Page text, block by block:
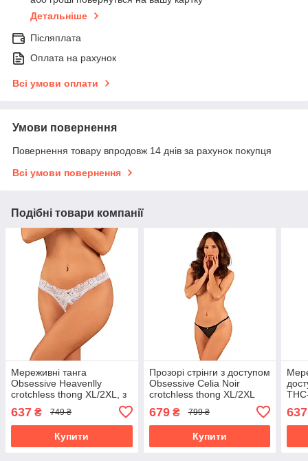
Детальніше
Післяплата
Оплата на рахунок
Всі умови оплати
Умови повернення
Повернення товару впродовж 14 днів за рахунок покупця
Всі умови повернення
Подібні товари компанії
Мереживні танга
Obsessive Heavenlly
crotchless thong XL/2XL, з
637 ₴ 749 ₴
Купити
Прозорі стрінги з доступом
Obsessive Celia Noir
crotchless thong XL/2XL
679₴ 799 ₴
Купити
637